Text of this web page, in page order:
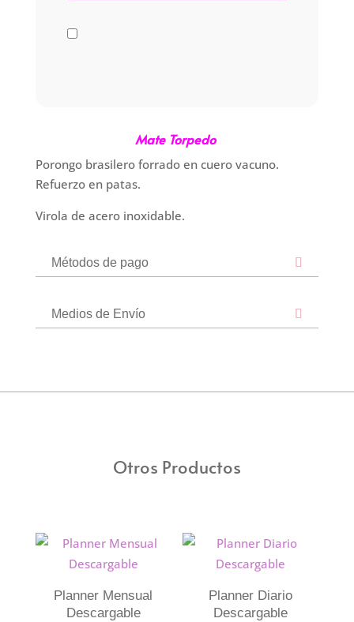
Mate Torpedo
Porongo brasilero forrado en cuero vacuno.
Refuerzo en patas.
Virola de acero inoxidable.
Métodos de pago
Medios de Envío
Otros Productos
Planner Mensual
Descargable
Planner Diario
Descargable